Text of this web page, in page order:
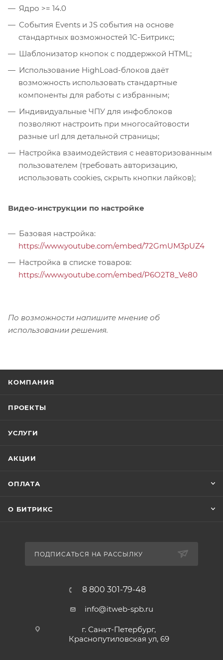
Ядро >= 14.0
События Events и JS события на основе
стандартных возможностей 1С-Битрикс;
Шаблонизатор кнопок с поддержкой HTML;
Использование HighLoad-блоков даёт
возможность использовать стандартные
компоненты для работы с избранным;
Индивидуальные ЧПУ для инфоблоков
позволяют настроить при многосайтовости
разные url для детальной страницы;
Настройка взаимодействия с неавторизованным
пользователем (требовать авторизацию,
использовать cookies, скрыть кнопки лайков);
Видео-инструкции по настройке
Базовая настройка:
https://www.youtube.com/embed/72GmUM3pUZ4
Настройка в списке товаров:
https://www.youtube.com/embed/P6O2T8_Ve80
По возможности напишите мнение об
использовании решения.
КОМПАНИЯ
ПРОЕКТЫ
УСЛУГИ
АКЦИИ
ОПЛАТА
О БИТРИКС
ПОДПИСАТЬСЯ НА РАССЫЛКУ
8 800 301-79-48
info@itweb-spb.ru
г. Санкт-Петербург,
Краснопутиловская ул, 69